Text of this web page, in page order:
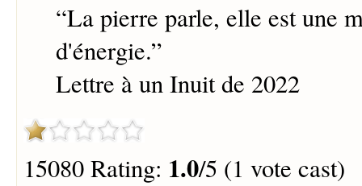
“La pierre parle, elle est une
d'énergie.”
Lettre à un Inuit de 2022
15080 Rating: 1.0/5 (1 vote cast)